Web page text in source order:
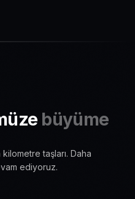
büyüme
taşları. Daha
ediyoruz.